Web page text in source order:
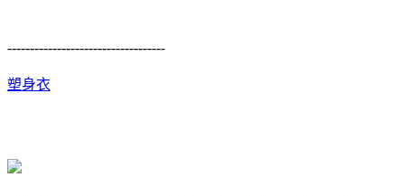
-----------------------------------
塑身衣